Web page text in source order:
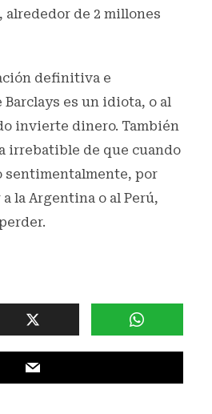
alrededor de 2 millones
definitiva e
es un idiota, o al
invierte dinero. También
irrebatible de que cuando
por
la Argentina o al Perú,